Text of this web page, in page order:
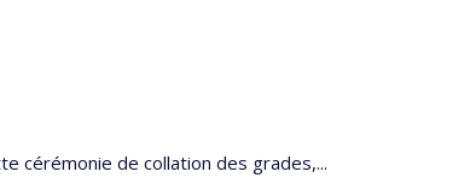
cérémonie de collation des grades,...